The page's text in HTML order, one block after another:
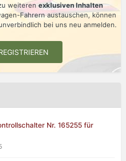
weiterenexklusiven Inhalten
Fahrern austauschen, können
bei uns neu anmelden.
Nr. 165255 für